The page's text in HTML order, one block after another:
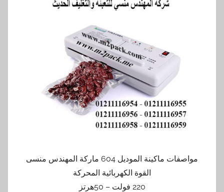
مواصفات ماكينة الموديل 604 ماركة المهندس منسى
القوة الكهربائية المحركة
220 فولت – 50هرتز